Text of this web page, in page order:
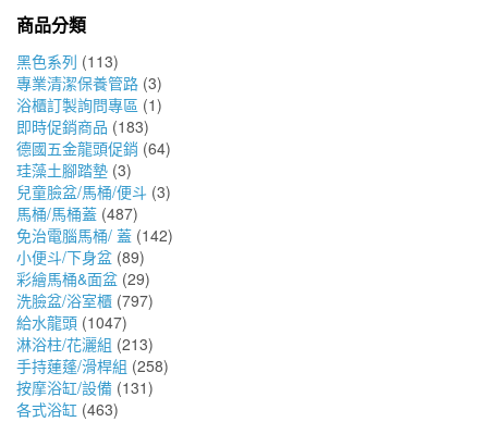
鍵
商品分類
黑色系列 (113)
專業清潔保養管路 (3)
浴櫃訂製詢問專區 (1)
即時促銷商品 (183)
德國五金龍頭促銷 (64)
珪藻土腳踏墊 (3)
兒童臉盆/馬桶/便斗 (3)
馬桶/馬桶蓋 (487)
免治電腦馬桶/ 蓋 (142)
小便斗/下身盆 (89)
彩繪馬桶&面盆 (29)
洗臉盆/浴室櫃 (797)
給水龍頭 (1047)
淋浴柱/花灑組 (213)
手持蓮蓬/滑桿組 (258)
按摩浴缸/設備 (131)
各式浴缸 (463)